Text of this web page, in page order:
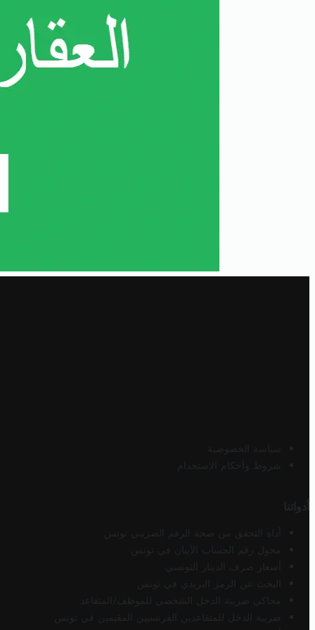
سياسة الخصوصية
شروط وأحكام الاستخدام
أدواتنا
أداة التحقق من صحة الرقم الضريبي تونس
محول رقم الحساب الآيبان في تونس
أسعار صرف الدينار التونسي
البحث عن الرمز البريدي في تونس
محاكي ضريبة الدخل الشخصي للموظف/المتقاعد
ضريبة الدخل للمتقاعدين الفرنسيين المقيمين في تونس